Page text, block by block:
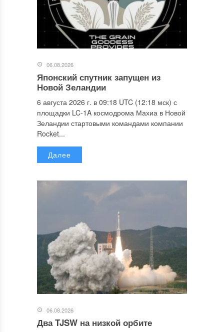
06.08.2026
Японский спутник запущен из
Новой Зеландии
6 августа 2026 г. в 09:18 UTC (12:18 мск) с
площадки LC-1A космодрома Махиа в Новой
Зеландии стартовыми командами компании
Rocket...
Далее
06.08.2026
Два TJSW на низкой орбите